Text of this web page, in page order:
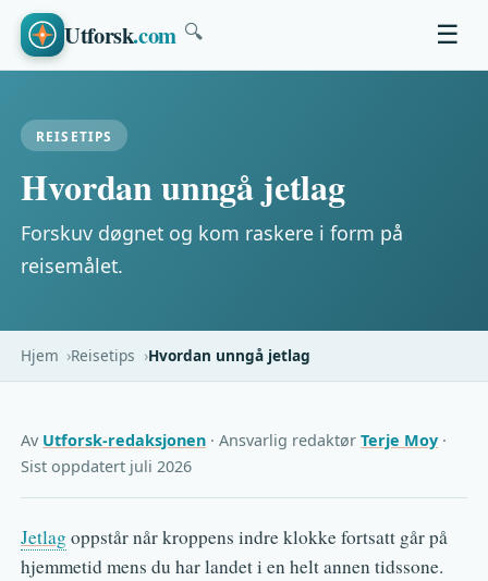
Utforsk.com 🔍 ☰
REISETIPS
Hvordan unngå jetlag
Forskuv døgnet og kom raskere i form på
reisemålet.
Hjem Reisetips Hvordan unngå jetlag
Av Utforsk-redaksjonen · Ansvarlig redaktørTerje Moy ·
Sist oppdatert juli 2026
Jetlag oppstår når kroppens indre klokke fortsatt går på
hjemmetid mens du har landet i en helt annen tidssone.